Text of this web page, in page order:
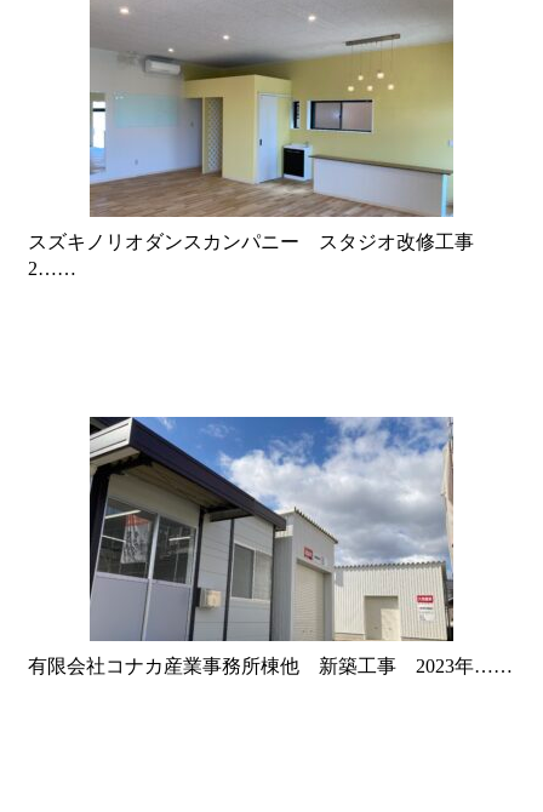
スズキノリオダンスカンパニー スタジオ改修工事
2……
有限会社コナカ産業事務所棟他 新築工事 2023年……